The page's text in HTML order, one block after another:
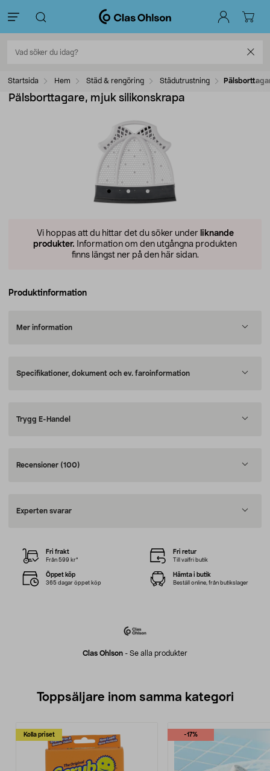
Startsida Hem Städ & rengöring Städutrustning
Pälsborttagare, mjuk silikonskrapa
Vi hoppas att du hittar det du söker under liknande
produkter. Information om den utgångna produkten
finns längst ner på den här sidan.
Produktinformation
Mer information
Specifikationer, dokument och ev. faroinformation
Trygg E-Handel
Recensioner (100)
Experten svarar
Clas Ohlson - Se alla produkter
Fri frakt
Från 599 kr*
Fri retur
Till valfri butik
Öppet köp
365 dagar öppet köp
Hämta i butik
Beställ online, från butikslager
Toppsäljare inom samma kategori
Kolla priset -17%